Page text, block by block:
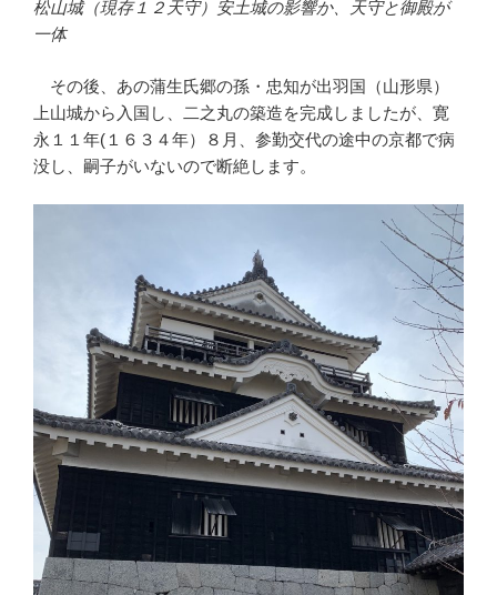
松山城（現存１２天守）安土城の影響か、天守と御殿が
一体
その後、あの蒲生氏郷の孫・忠知が出羽国（山形県）
上山城から入国し、二之丸の築造を完成しましたが、寛
永１１年(１６３４年）８月、参勤交代の途中の京都で病
没し、嗣子がいないので断絶します。